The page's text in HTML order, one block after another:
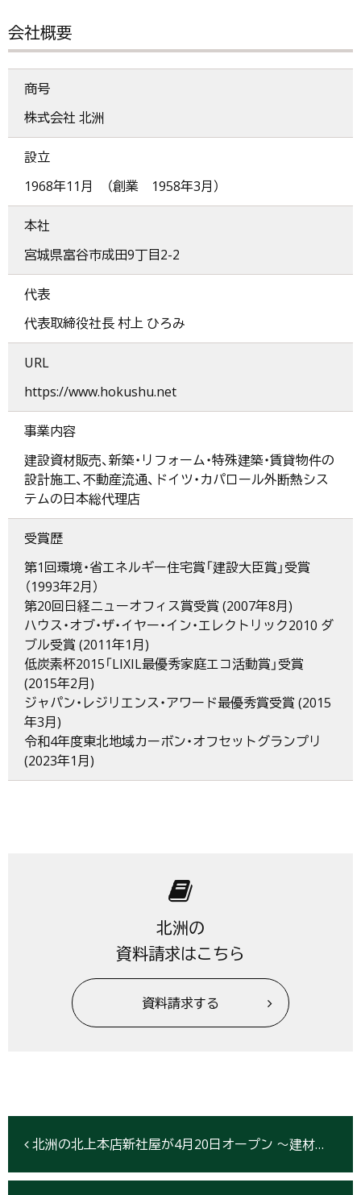
会社概要
商号
株式会社 北洲
設立
1968年11月 （創業 1958年3月）
本社
宮城県富谷市成田9丁目2-2
代表
代表取締役社長 村上 ひろみ
URL
https://www.hokushu.net
事業内容
建設資材販売、新築・リフォーム・特殊建築・賃貸物件の
設計施工、不動産流通、ドイツ・カパロール外断熱シス
テムの日本総代理店
受賞歴
第1回環境・省エネルギー住宅賞「建設大臣賞」受賞
（1993年2月）
第20回日経ニューオフィス賞受賞 (2007年8月)
ハウス・オブ・ザ・イヤー・イン・エレクトリック2010 ダ
ブル受賞 (2011年1月)
低炭素杯2015「LIXIL最優秀家庭エコ活動賞」受賞
(2015年2月)
ジャパン・レジリエンス・アワード最優秀賞受賞 (2015
年3月)
令和4年度東北地域カーボン・オフセットグランプリ
(2023年1月)
北洲の
資料請求はこちら
資料請求する
北洲の北上本店新社屋が4月20日オープン ～建材流通の情報発信基地としての機能を充実 太陽光発電の直流給電システム実験も～